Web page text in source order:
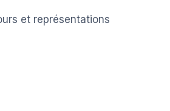
et représentations